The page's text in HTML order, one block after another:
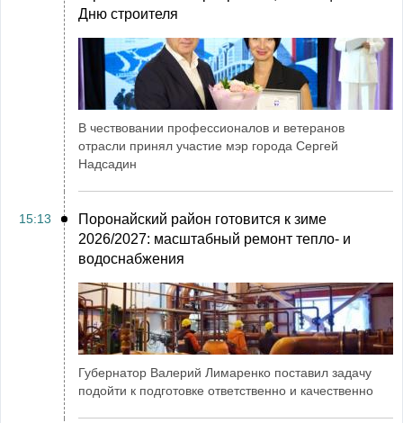
Дню строителя
В чествовании профессионалов и ветеранов
отрасли принял участие мэр города Сергей
Надсадин
15:13
Поронайский район готовится к зиме
2026/2027: масштабный ремонт тепло- и
водоснабжения
Губернатор Валерий Лимаренко поставил задачу
подойти к подготовке ответственно и качественно